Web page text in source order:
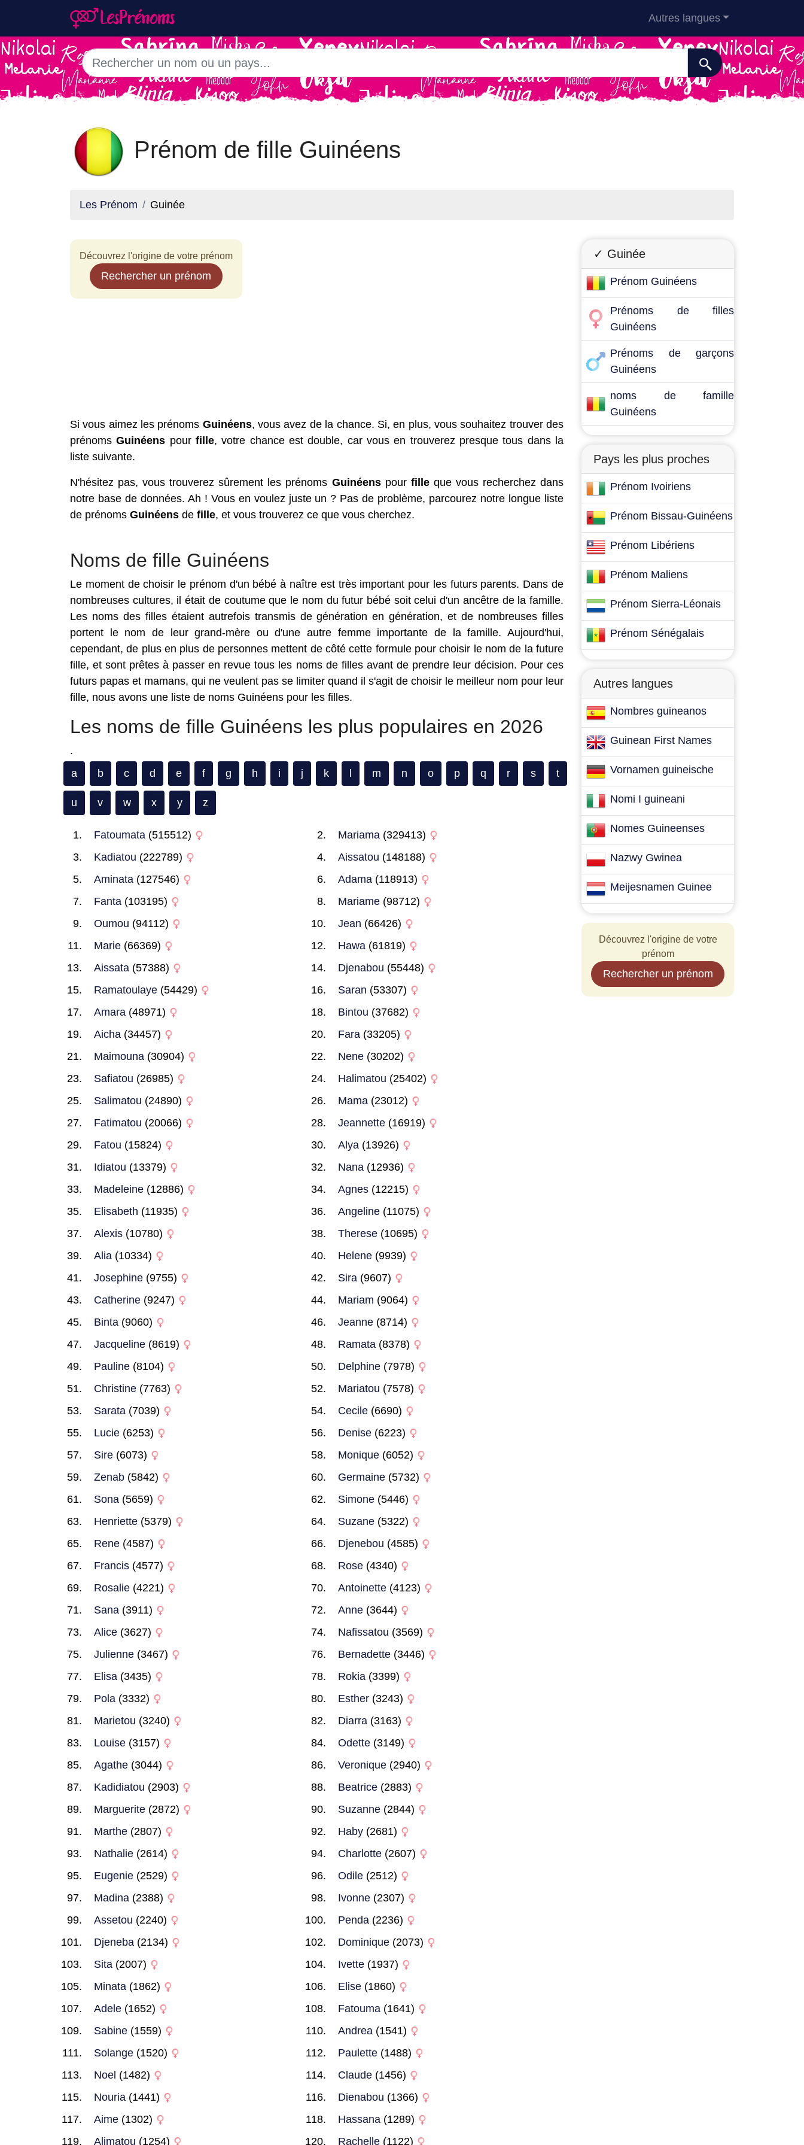
Autres langues
Prénom de fille Guinéens
Les Prénom Guinée
Découvrez l'origine de votre prénom
Rechercher un prénom
Si vous aimez les prénoms Guinéens, vous avez de la chance. Si, en plus, vous souhaitez trouver des
prénomsGuinéens pourfille, votre chance est double, car vous en trouverez presque tous dans la
liste suivante.
N'hésitez pas, vous trouverez sûrement les prénoms Guinéenspour filleque vous recherchez dans
notre base de données. Ah ! Vous en voulez juste un ? Pas de problème, parcourez notre longue liste
de prénoms Guinéens de fille, et vous trouverez ce que vous cherchez.
Noms de fille Guinéens
Le moment de choisir le prénom d'un bébé à naître est très important pour les futurs parents. Dans de
nombreuses cultures, il était de coutume que le nom du futur bébé soit celui d'un ancêtre de la famille.
Les noms des filles étaient autrefois transmis de génération en génération, et de nombreuses filles
portent le nom de leur grand-mère ou d'une autre femme importante de la famille. Aujourd'hui,
cependant, de plus en plus de personnes mettent de côté cette formule pour choisir le nom de la future
fille, et sont prêtes à passer en revue tous les noms de filles avant de prendre leur décision. Pour ces
futurs papas et mamans, qui ne veulent pas se limiter quand il s'agit de choisir le meilleur nom pour leur
fille, nous avons une liste de noms Guinéens pour les filles.
Les noms de fille Guinéens les plus populaires en 2026
.
a
b c d e f g h i j k m n o p q r s t
u v w x y z
Fatoumata (515512) Mariama(329413)
Kadiatou (222789) Aissatou (148188)
Aminata (127546) Adama(118913)
Fanta (103195) Mariame(98712)
Oumou (94112) Jean (66426)
Marie (66369) Hawa(61819)
Aissata (57388) Djenabou (55448)
Ramatoulaye (54429) Saran (53307)
Amara (48971) Bintou (37682)
Aicha (34457) Fara(33205)
Maimouna (30904) Nene(30202)
Safiatou (26985) Halimatou (25402)
Salimatou (24890) Mama(23012)
Fatimatou (20066) Jeannette(16919)
Fatou (15824) Alya(13926)
Idiatou (13379) Nana(12936)
Madeleine (12886) Agnes(12215)
Elisabeth (11935) Angeline(11075)
Alexis (10780) Therese(10695)
Alia (10334) Helene(9939)
Josephine (9755) Sira(9607)
Catherine (9247) Mariam (9064)
Binta (9060) Jeanne(8714)
Jacqueline (8619) Ramata(8378)
Pauline (8104) Delphine(7978)
Christine (7763) Mariatou (7578)
Sarata (7039) Cecile(6690)
Lucie (6253) Denise(6223)
Sire (6073) Monique(6052)
Zenab (5842) Germaine(5732)
Sona (5659) Simone(5446)
Henriette (5379) Suzane(5322)
Rene (4587) Djenebou (4585)
Francis (4577) Rose(4340)
Rosalie (4221) Antoinette(4123)
Sana (3911) Anne(3644)
Alice (3627) Nafissatou (3569)
Julienne (3467) Bernadette(3446)
Elisa (3435) Rokia(3399)
Pola (3332) Esther(3243)
Marietou (3240) Diarra(3163)
Louise (3157) Odette(3149)
Agathe (3044) Veronique(2940)
Kadidiatou (2903) Beatrice(2883)
Marguerite (2872) Suzanne(2844)
Marthe (2807) Haby(2681)
Nathalie (2614) Charlotte(2607)
Eugenie (2529) Odile(2512)
Madina (2388) Ivonne(2307)
Assetou (2240) Penda(2236)
Djeneba (2134) Dominique(2073)
Sita (2007) Ivette(1937)
Minata (1862) Elise(1860)
Adele (1652) Fatouma(1641)
Sabine (1559) Andrea(1541)
Solange (1520) Paulette(1488)
Noel (1482) Claude(1456)
Nouria (1441) Dienabou (1366)
Aime (1302) Hassana(1289)
Alimatou (1254) Rachelle(1122)
✓ Guinée
Prénom Guinéens
Prénoms de filles
Guinéens
Prénoms de garçons
Guinéens
noms de famille
Guinéens
Pays les plus proches
Prénom Ivoiriens
Prénom Bissau-Guinéens
Prénom Libériens
Prénom Maliens
Prénom Sierra-Léonais
Prénom Sénégalais
Autres langues
Nombres guineanos
Guinean First Names
Vornamen guineische
Nomi I guineani
Nomes Guineenses
Nazwy Gwinea
Meijesnamen Guinee
Découvrez l'origine de votre
prénom
Rechercher un prénom